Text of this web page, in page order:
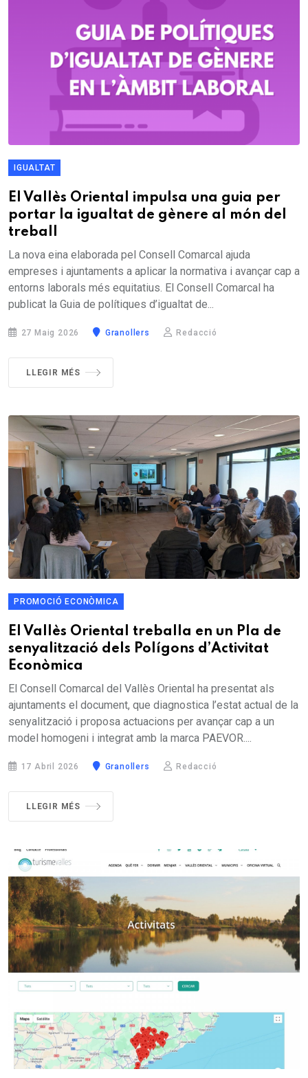
IGUALTAT
El Vallès Oriental impulsa una guia per
portar la igualtat de gènere al món del
treball
La nova eina elaborada pel Consell Comarcal ajuda
empreses i ajuntaments a aplicar la normativa i avançar cap a
entorns laborals més equitatius. El Consell Comarcal ha
publicat la Guia de polítiques d’igualtat de...
27 Maig 2026 Granollers Redacció
LLEGIR MÉS
PROMOCIÓ ECONÒMICA
El Vallès Oriental treballa en un Pla de
senyalització dels Polígons d’Activitat
Econòmica
El Consell Comarcal del Vallès Oriental ha presentat als
ajuntaments el document, que diagnostica l’estat actual de la
senyalització i proposa actuacions per avançar cap a un
model homogeni i integrat amb la marca PAEVOR....
17 Abril 2026 Granollers Redacció
LLEGIR MÉS